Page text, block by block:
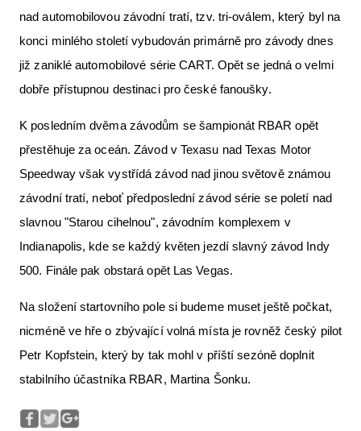
nad automobilovou závodní tratí, tzv. tri-oválem, který byl na
konci minlého století vybudován primárně pro závody dnes
již zaniklé automobilové série CART. Opět se jedná o velmi
dobře přístupnou destinaci pro české fanoušky.
K posledním dvěma závodům se šampionát RBAR opět
přestěhuje za oceán. Závod v Texasu nad Texas Motor
Speedway však vystřídá závod nad jinou světově známou
závodní tratí, neboť předposlední závod série se poletí nad
slavnou "Starou cihelnou", závodním komplexem v
Indianapolis, kde se každý květen jezdí slavný závod Indy
500. Finále pak obstará opět Las Vegas.
Na složení startovního pole si budeme muset ještě počkat,
nicméně ve hře o zbývající volná místa je rovněž český pilot
Petr Kopfstein, který by tak mohl v příští sezóně doplnit
stabilního účastníka RBAR, Martina Šonku.